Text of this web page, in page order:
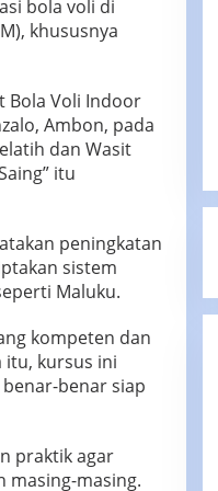
bola voli di
khususnya
Bola Voli Indoor
Ambon, pada
dan Wasit
itu
peningkatan
sistem
Maluku.
kompeten dan
itu, kursus ini
benar siap
praktik agar
masing-masing.